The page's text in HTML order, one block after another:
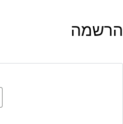
הרשמה